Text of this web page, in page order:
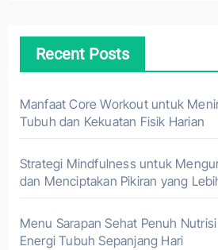
Recent Posts
Manfaat Core Workout untuk
Tubuh dan Kekuatan Fisik Harian
Strategi Mindfulness untuk
dan Menciptakan Pikiran yang
Menu Sarapan Sehat Penuh
Energi Tubuh Sepanjang Hari